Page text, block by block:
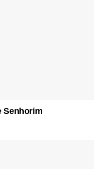
Senhorim